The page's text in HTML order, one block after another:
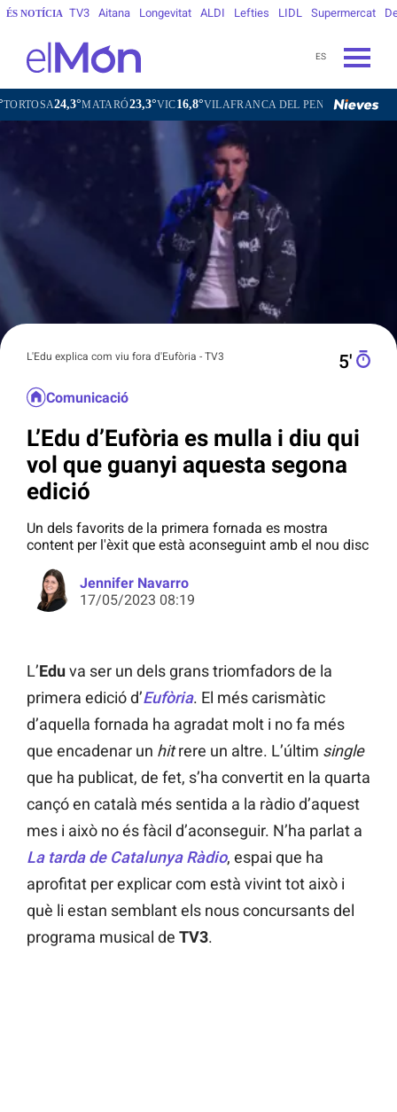
ÉS NOTÍCIA TV3 Aitana Longevitat ALDI Lefties LIDL Supermercat
ES
MATARÓ23,3°VIC16,8°VILAFRANCA DEL PENEDÈS 20,8°VILANOVA I LA
L'Edu explica com viu fora d'Eufòria - TV3 5′
Comunicació
L’Edu d’Eufòria es mulla i diu qui
vol que guanyi aquesta segona
edició
Un dels favorits de la primera fornada es mostra
content per l'èxit que està aconseguint amb el nou disc
Jennifer Navarro
17/05/2023 08:19
L’Eduva ser un dels grans triomfadors de la
primera edició d’Eufòria. El més carismàtic
d’aquella fornada ha agradat molt i no fa més
que encadenar un hitrere un altre. L’últim single
que ha publicat, de fet, s’ha convertit en la quarta
cançó en català més sentida a la ràdio d’aquest
mes i això no és fàcil d’aconseguir. N’ha parlat a
La tarda de Catalunya Ràdio, espai que ha
aprofitat per explicar com està vivint tot això i
què li estan semblant els nous concursants del
programa musical de TV3.